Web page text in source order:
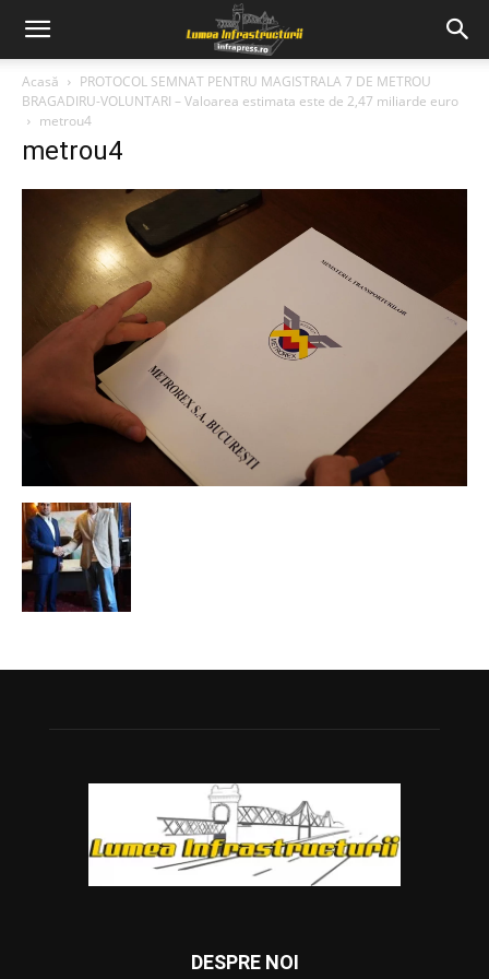
Acasă
PROTOCOL SEMNAT PENTRU MAGISTRALA 7 DE METROU
BRAGADIRU-VOLUNTARI – Valoarea estimata este de 2,47 miliarde euro
metrou4
metrou4
DESPRE NOI